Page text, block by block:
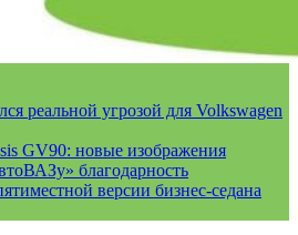
реальной угрозой для Volkswagen
GV90: новые изображения
благодарность
версии бизнес-седана